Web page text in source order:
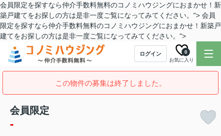
会員限定を探すなら仲介手数料無料のコノミハウジングにおまかせ！新
築戸建てをお探しの方は是非一度ご覧になってみてください。"> 会員
限定を探すなら仲介手数料無料のコノミハウジングにおまかせ！新築戸
建てをお探しの方は是非一度ご覧になってみてください。">
ログイン
お気に入り
0
この物件の募集は終了しました。
会員限定
-